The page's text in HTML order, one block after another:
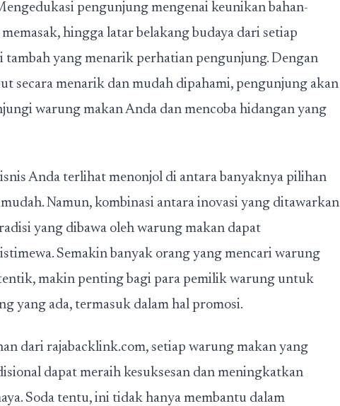
pengunjung mengenai keunikan bahan-
hingga latar belakang budaya dari setiap
tambah yang menarik perhatian pengunjung. Dengan
secara menarik dan mudah dipahami, pengunjung akan
warung makan Anda dan mencoba hidangan yang
Anda terlihat menonjol di antara banyaknya pilihan
Namun, kombinasi antara inovasi yang ditawarkan
yang dibawa oleh warung makan dapat
Semakin banyak orang yang mencari warung
makin penting bagi para pemilik warung untuk
yang ada, termasuk dalam hal promosi.
dari rajabacklink.com, setiap warung makan yang
dapat meraih kesuksesan dan meningkatkan
Soda tentu, ini tidak hanya membantu dalam